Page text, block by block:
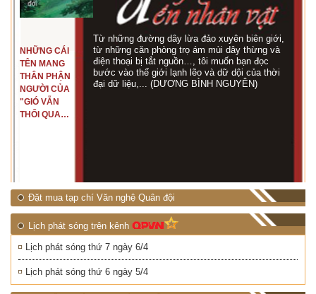
NHỮNG CÁI
TÊN MANG
THÂN PHẬN
NGƯỜI CỦA
"GIÓ VẪN
THỔI QUA
Từ những đường dây lừa đảo xuyên biên giới,
từ những căn phòng trọ ám mùi dây thừng và
điện thoại bị tắt nguồn…, tôi muốn bạn đọc
bước vào thế giới lạnh lẽo và dữ dội của thời
đại dữ liệu,... (DƯƠNG BÌNH NGUYÊN)
Đặt mua tạp chí Văn nghệ Quân đội
Lịch phát sóng trên kênh
Lịch phát sóng thứ 7 ngày 6/4
Lịch phát sóng thứ 6 ngày 5/4